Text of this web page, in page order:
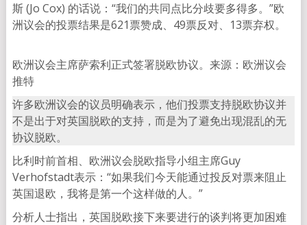
斯 (Jo Cox) 的话说：“我们的共同点比分歧要多得多。”欧
洲议会的投票结果是621票赞成、49票反对、13票弃权。
欧洲议会主席萨索利正式签署脱欧协议。来源：欧洲议会
推特
许多欧洲议会的议员明确表示，他们投票支持脱欧协议并
不是出于对英国脱欧的支持，而是为了避免出现混乱的无
协议脱欧。
比利时前首相、欧洲议会脱欧指导小组主席Guy
Verhofstadt表示：“如果我们今天能通过投反对票来阻止
英国退欧，我将是第一个这样做的人。”
分析人士指出，英国脱欧接下来要进行的谈判将更加困难